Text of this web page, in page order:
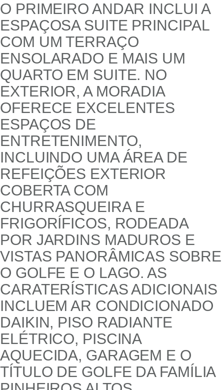
O PRIMEIRO ANDAR INCLUI A
ESPAÇOSA SUITE PRINCIPAL
COM UM TERRAÇO
ENSOLARADO E MAIS UM
QUARTO EM SUITE. NO
EXTERIOR, A MORADIA
OFERECE EXCELENTES
ESPAÇOS DE
ENTRETENIMENTO,
INCLUINDO UMA ÁREA DE
REFEIÇÕES EXTERIOR
COBERTA COM
CHURRASQUEIRA E
FRIGORÍFICOS, RODEADA
POR JARDINS MADUROS E
VISTAS PANORÂMICAS SOBRE
O GOLFE E O LAGO. AS
CARATERÍSTICAS ADICIONAIS
INCLUEM AR CONDICIONADO
DAIKIN, PISO RADIANTE
ELÉTRICO, PISCINA
AQUECIDA, GARAGEM E O
TÍTULO DE GOLFE DA FAMÍLIA